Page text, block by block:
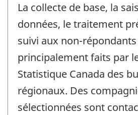
La collecte de base, la
données, le traitement
suivi aux non-
principalement faits par
Statistique Canada des
régionaux. Des
sélectionnées sont